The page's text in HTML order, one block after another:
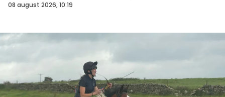
08 august 2026, 10:19